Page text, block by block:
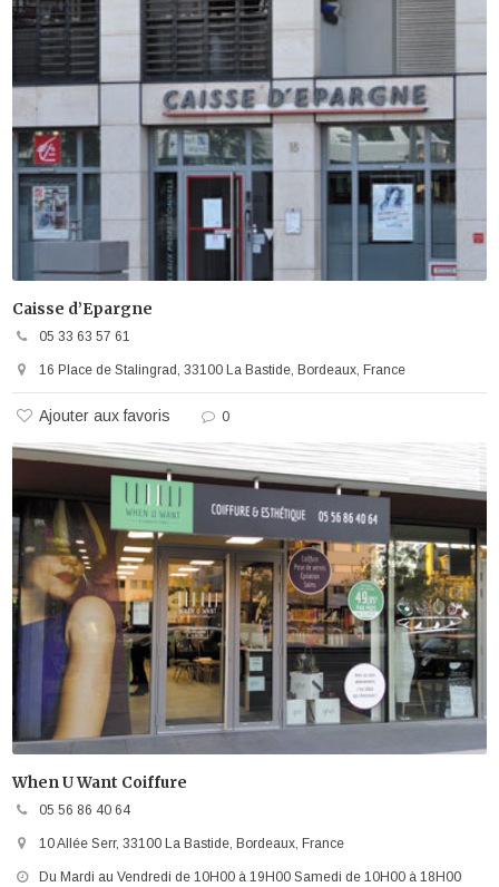
Caisse d’Epargne
05 33 63 57 61
16 Place de Stalingrad, 33100 La Bastide, Bordeaux, France
Ajouter aux favoris 0
When U Want Coiffure
05 56 86 40 64
10 Allée Serr, 33100 La Bastide, Bordeaux, France
Du Mardi au Vendredi de 10H00 à 19H00 Samedi de 10H00 à 18H00